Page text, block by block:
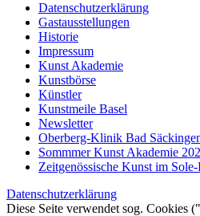
Datenschutzerklärung
Gastausstellungen
Historie
Impressum
Kunst Akademie
Kunstbörse
Künstler
Kunstmeile Basel
Newsletter
Oberberg-Klinik Bad
Sommmer Kunst Akademie
Zeitgenössische Kunst im
Datenschutzerklärung
Diese Seite verwendet sog. Cookies